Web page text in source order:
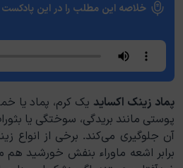
خلاصه این مطلب را در این
پماد زینک اکساید یک کرم، پماد یا
پوستی مانند بریدگی، سوختگی یا
آن جلوگیری می‌کند. برخی از انواع
برابر اشعه ماوراء بنفش خورشید